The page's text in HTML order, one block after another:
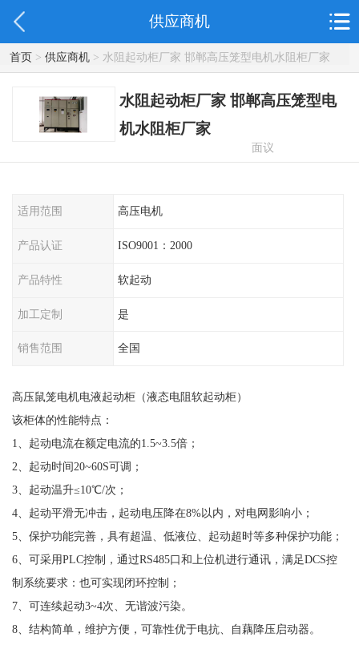
供应商机
首页> 供应商机> 水阻起动柜厂家 邯郸高压笼型电机水阻柜厂家
水阻起动柜厂家 邯郸高压笼型电
机水阻柜厂家
面议
适用范围 高压电机
产品认证 ISO9001：2000
产品特性 软起动
加工定制 是
销售范围 全国
高压鼠笼电机电液起动柜（液态电阻软起动柜）
该柜体的性能特点：
1、起动电流在额定电流的1.5~3.5倍；
2、起动时间20~60S可调；
3、起动温升≤10℃/次；
4、起动平滑无冲击，起动电压降在8%以内，对电网影响小；
5、保护功能完善，具有超温、低液位、起动超时等多种保护功能；
6、可采用PLC控制，通过RS485口和上位机进行通讯，满足DCS控
制系统要求：也可实现闭环控制；
7、可连续起动3~4次、无谐波污染。
8、结构简单，维护方便，可靠性优于电抗、自藕降压启动器。